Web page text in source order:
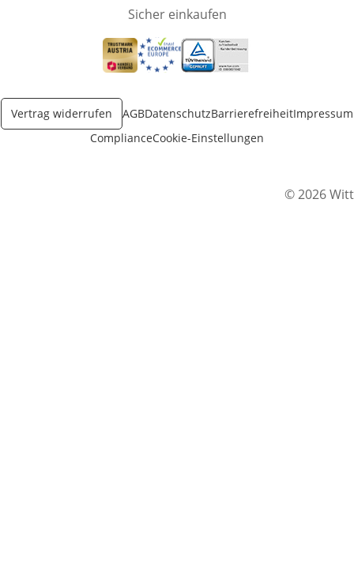
Sicher einkaufen
Öffnet in neuem Fenster
Öffnet in neuem Fenster
Öffnet in neuem Fenster
Vertrag widerrufen AGBDatenschutzBarrierefreiheitImpressum
ComplianceCookie-Einstellungen
© 2026 Witt